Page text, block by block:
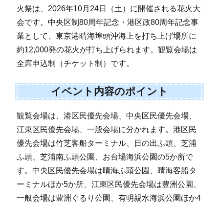
火祭は、2026年10月24日（土）に開催される花火大
会です。中央区制80周年記念・港区政80周年記念事
業として、東京港晴海埠頭沖海上を打ち上げ場所に
約12,000発の花火が打ち上げられます。観覧会場は
全席申込制（チケット制）です。
イベント内容のポイント
観覧会場は、港区民優先会場、中央区民優先会場、
江東区民優先会場、一般会場に分かれます。港区民
優先会場は竹芝客船ターミナル、日の出ふ頭、芝浦
ふ頭、芝浦南ふ頭公園、お台場海浜公園の5か所で
す。中央区民優先会場は晴海ふ頭公園、晴海客船タ
ーミナルほか5か所、江東区民優先会場は豊洲公園、
一般会場は豊洲ぐるり公園、有明親水海浜公園ほか4